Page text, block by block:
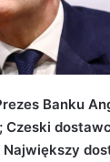
Banku
Czeski
Największy